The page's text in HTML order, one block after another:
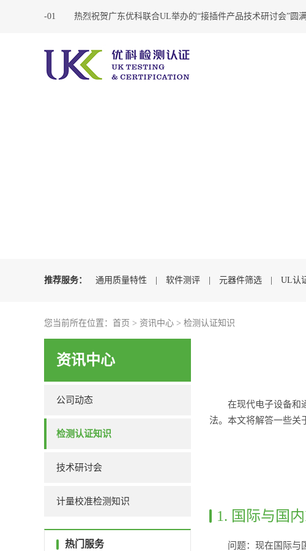
2020-11-01 热烈祝贺广东优科联合UL举办的“接插件产品技术研讨会”圆满
推荐服务： 通用质量特性 软件测评 元器件筛选 UL认
您当前所在位置： 首页 > 资讯中心 > 检测认证知识
资讯中心
公司动态
检测认证知识
技术研讨会
计量校准检测知识
热门服务
在现代电子设备和
法。本文将解答一些关
1. 国际与国
问题：现在国际与